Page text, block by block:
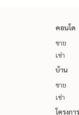
คอนโด
ขาย
เช่า
บ้าน
ขาย
เช่า
โครงกา